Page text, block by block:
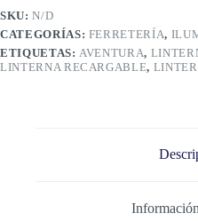
SKU:N/D
CATEGORÍAS: FERRETERÍA,
ETIQUETAS: AVENTURA,
LINTERNA RECARGABLE,